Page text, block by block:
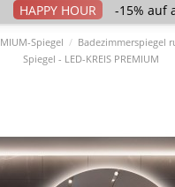
-15% auf
Spiegel
Badezimmerspiegel
Spiegel - LED-KREIS PREMIUM